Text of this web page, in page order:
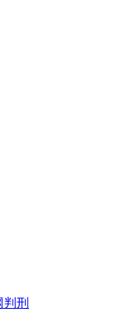
刑